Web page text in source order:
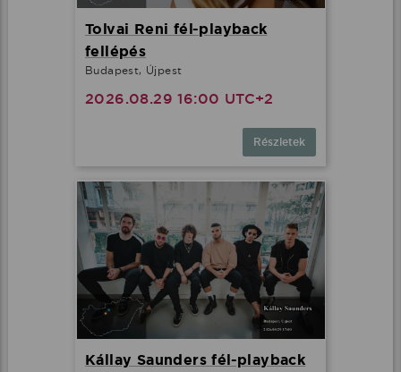
Tolvai Reni fél-playback
fellépés
Budapest, Újpest
2026.08.29 16:00 UTC+2
Részletek
Kállay Saunders fél-playback